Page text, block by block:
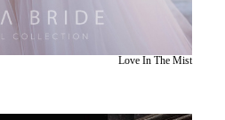
Love In The Mist